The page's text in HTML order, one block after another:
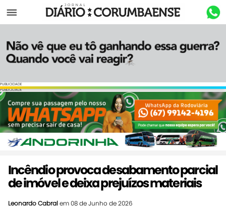
Menu
PUBLICIDADE
PUBLICIDADE
Incêndio provoca desabamento parcial
de imóvel e deixa prejuízos materiais
Leonardo Cabralem 08 de Junho de 2026